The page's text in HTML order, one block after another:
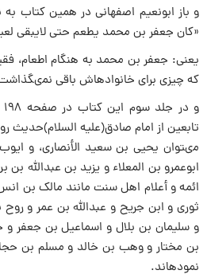
و باز ابونعیم اصفهانى در همین کتاب
«کان جعفر بن محمد یطعم حتى لایبقى
یعنى: جعفر بن محمد به هنگام اطعام،
که چیزى براى خانوادهاش باقى
تابعین از امام صادق(علیه السلام)حدیث
مىتوان یحیى بن سعید الأنصارى، و
ابوعمرو بن المعلاء و یزید بن عبدالله بن
ائمه و أعلام اهل سنت مانند مالک بن
ثورى و ابن جریح و عبدالله بن عمر و
و سلیمان بن بلال و اسماعیل بن جعفر و
بن مختار و وهب بن خالد و مسلم بن
نمودهاند.